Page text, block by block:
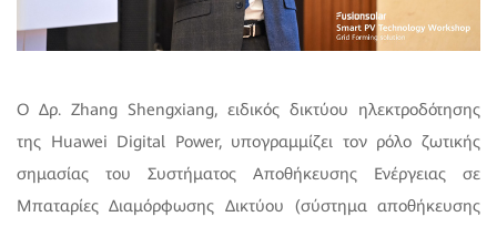
Ο Δρ. Zhang Shengxiang, ειδικός δικτύου ηλεκτροδότησης
της Huawei Digital Power, υπογραμμίζει τον ρόλο ζωτικής
σημασίας του Συστήματος Αποθήκευσης Ενέργειας σε
Μπαταρίες Διαμόρφωσης Δικτύου (σύστημα αποθήκευσης